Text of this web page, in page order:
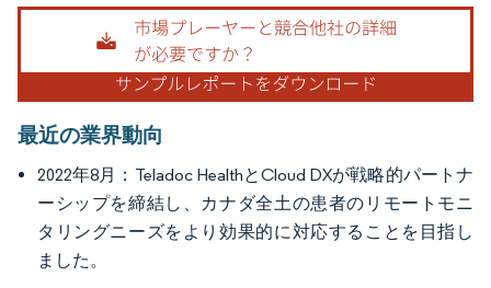
画像 © Mordor Intelligence。再利用にはCC BY 4.0の表示が必要です。
最近の業界動向
2022年8月：Teladoc HealthとCloud DXが戦略的パートナ
ーシップを締結し、カナダ全土の患者のリモートモニ
タリングニーズをより効果的に対応することを目指し
ました。